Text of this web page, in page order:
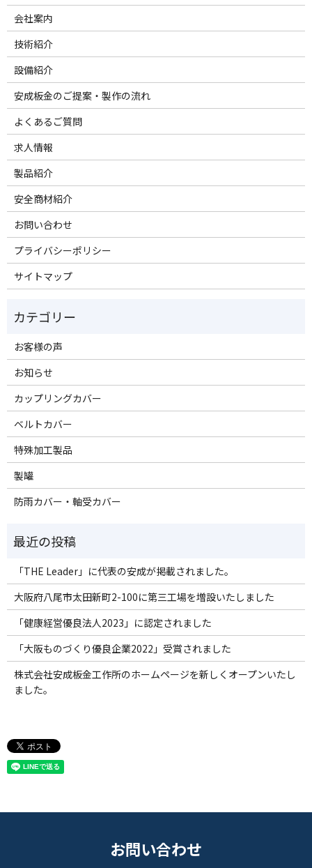
会社案内
技術紹介
設備紹介
安成板金のご提案・製作の流れ
よくあるご質問
求人情報
製品紹介
安全商材紹介
お問い合わせ
プライバシーポリシー
サイトマップ
お客様の声
お知らせ
カップリングカバー
ベルトカバー
特殊加工製品
製罐
防雨カバー・軸受カバー
「THE Leader」に代表の安成が掲載されました。
大阪府八尾市太田新町2-100に第三工場を増設いたしました
「健康経営優良法人2023」に認定されました
「大阪ものづくり優良企業2022」受賞されました
株式会社安成板金工作所のホームページを新しくオープンいたし
ました。
お問い合わせ